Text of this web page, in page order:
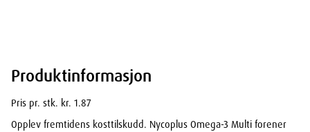
Produktinformasjon
Pris pr. stk. kr. 1.87
Opplev fremtidens kosttilskudd. Nycoplus Omega-3 Multi forener